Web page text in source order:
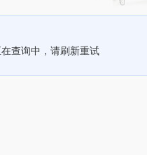
查询中，请刷新重试